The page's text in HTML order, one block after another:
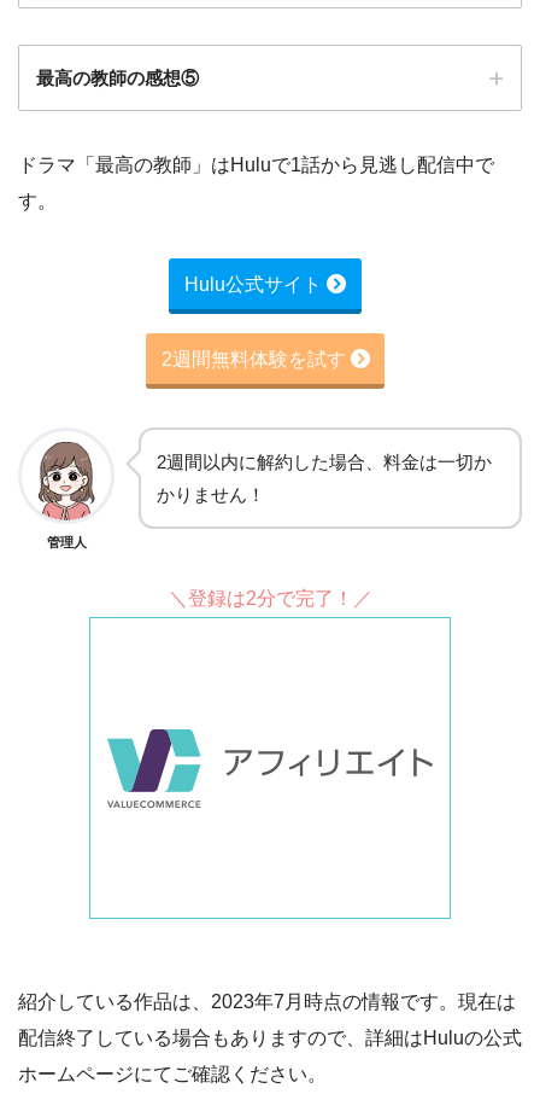
最高の教師の感想⑤
ドラマ「最高の教師」はHuluで1話から見逃し配信中で
す。
Hulu公式サイト
2週間無料体験を試す
管理人
2週間以内に解約した場合、料金は一切か
かりません！
＼登録は2分で完了！／
紹介している作品は、2023年7月時点の情報です。現在は
配信終了している場合もありますので、詳細はHuluの公式
ホームページにてご確認ください。